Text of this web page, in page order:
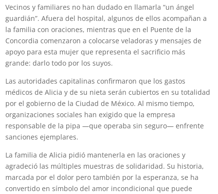
Vecinos y familiares no han dudado en llamarla “un ángel
guardián”. Afuera del hospital, algunos de ellos acompañan a
la familia con oraciones, mientras que en el Puente de la
Concordia comenzaron a colocarse veladoras y mensajes de
apoyo para esta mujer que representa el sacrificio más
grande: darlo todo por los suyos.
Las autoridades capitalinas confirmaron que los gastos
médicos de Alicia y de su nieta serán cubiertos en su totalidad
por el gobierno de la Ciudad de México. Al mismo tiempo,
organizaciones sociales han exigido que la empresa
responsable de la pipa —que operaba sin seguro— enfrente
sanciones ejemplares.
La familia de Alicia pidió mantenerla en las oraciones y
agradeció las múltiples muestras de solidaridad. Su historia,
marcada por el dolor pero también por la esperanza, se ha
convertido en símbolo del amor incondicional que puede